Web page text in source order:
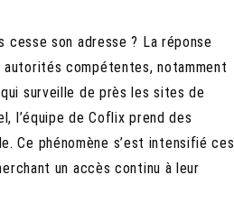
son adresse ? La réponse
autorités compétentes, notamment
surveille de près les sites de
l’équipe de Coflix prend des
Ce phénomène s’est intensifié ces
un accès continu à leur